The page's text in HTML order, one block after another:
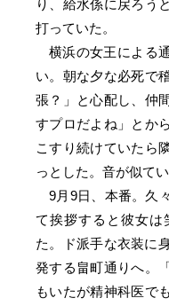
り、給水係に戻ろう
打っていた。
横浜の女王による
い。朝な夕な必死で
張？」と心配し、仲
すプロだよね」とか
こすり続けていたら
っとした。音が似てい
9月9日、本番。久
て挨拶すると彼女は
た。ド派手な衣装に
発する畠町通りへ。
もいたが精神科医で